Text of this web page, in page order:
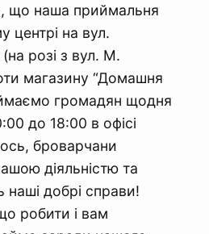
що наша приймальня
центрі на вул.
розі з вул. М.
магазину “Домашня
громадян щодня
до 18:00 в офісі
броварчани
діяльністю та
наші добрі справи!
робити і вам